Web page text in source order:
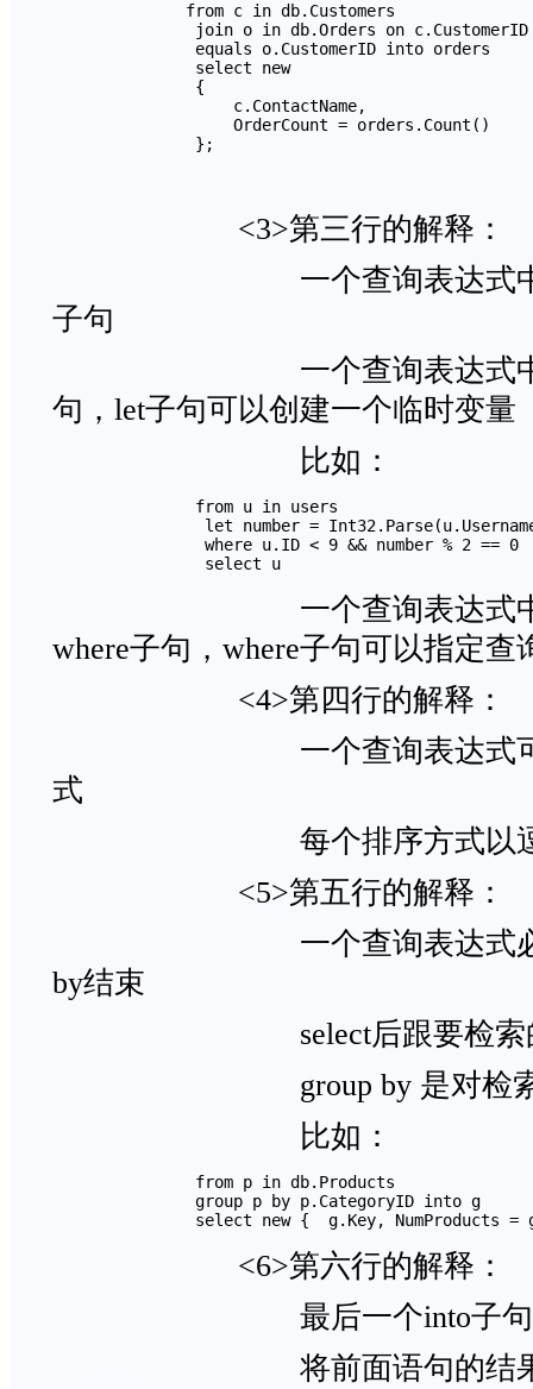
from c in db.Customers
        　　　　join o in db.Orders on c.CustomerID
        　　　　equals o.CustomerID into orders
        　　　　select new
        　　　　{
            　　　　c.ContactName,
            　　　　OrderCount = orders.Count()
        　　　　};
<3>第三行的
一个查询表达式中可以
子句
一个查询表达式中可以
句，let子句可以创建一个临时变量
比如
        　　　　from u in users
　　　　let number =
         　　　　where u.ID < 9 && number % 2 == 0
         　　　　select u
一个查询表达式中可
where子句，where子句可以指定查
<4>第四行的解释：
一个查询表达式可以有
式
每个排序方式以逗
<5>第五行的解释：
一个查询表达式必须以
by结束
select后跟要检索的
group by 是对检索的
比如
        　　　　from p in db.Products
        　　　　group p by p.CategoryID into g
　　　　select new {  g.Key, NumProducts =
<6>第六行的解释：
最后一个into子句起
将前面语句的结果作为